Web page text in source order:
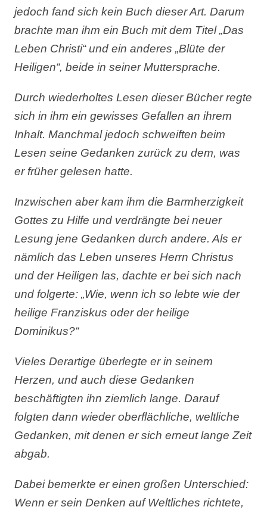
jedoch fand sich kein Buch dieser Art. Darum
brachte man ihm ein Buch mit dem Titel „Das
Leben Christi“ und ein anderes „Blüte der
Heiligen“, beide in seiner Muttersprache.
Durch wiederholtes Lesen dieser Bücher regte
sich in ihm ein gewisses Gefallen an ihrem
Inhalt. Manchmal jedoch schweiften beim
Lesen seine Gedanken zurück zu dem, was
er früher gelesen hatte.
Inzwischen aber kam ihm die Barmherzigkeit
Gottes zu Hilfe und verdrängte bei neuer
Lesung jene Gedanken durch andere. Als er
nämlich das Leben unseres Herrn Christus
und der Heiligen las, dachte er bei sich nach
und folgerte:„Wie, wenn ich so lebte wie der
heilige Franziskus oder der heilige
Dominikus?“
Vieles Derartige überlegte er in seinem
Herzen, und auch diese Gedanken
beschäftigten ihn ziemlich lange. Darauf
folgten dann wieder oberflächliche, weltliche
Gedanken, mit denen er sich erneut lange Zeit
abgab.
Dabei bemerkte er einen großen Unterschied:
Wenn er sein Denken auf Weltliches richtete,